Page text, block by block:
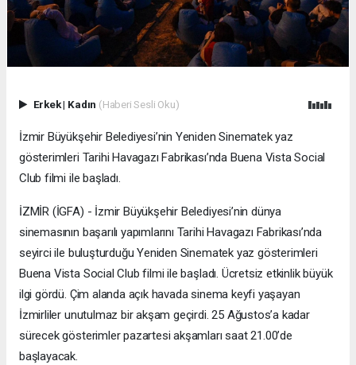
Erkek| Kadın (Haberi Sesli Oku)
İzmir Büyükşehir Belediyesi’nin Yeniden Sinematek yaz
gösterimleri Tarihi Havagazı Fabrikası’nda Buena Vista Social
Club filmi ile başladı.
İZMİR (İGFA) - İzmir Büyükşehir Belediyesi’nin dünya
sinemasının başarılı yapımlarını Tarihi Havagazı Fabrikası’nda
seyirci ile buluşturduğu Yeniden Sinematek yaz gösterimleri
Buena Vista Social Club filmi ile başladı. Ücretsiz etkinlik büyük
ilgi gördü. Çim alanda açık havada sinema keyfi yaşayan
İzmirliler unutulmaz bir akşam geçirdi. 25 Ağustos’a kadar
sürecek gösterimler pazartesi akşamları saat 21.00’de
başlayacak.